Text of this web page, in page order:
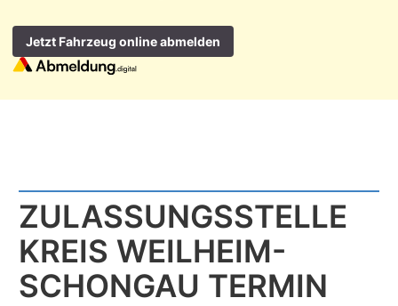
Jetzt Fahrzeug online abmelden
ZULASSUNGS­STELLE
KREIS WEILHEIM-
SCHONGAU TERMIN